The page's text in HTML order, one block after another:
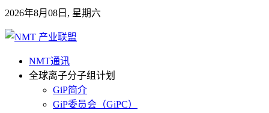
2026年8月08日, 星期六
NMT通讯
全球离子分子组计划
GiP简介
GiP委员会（GiPC）